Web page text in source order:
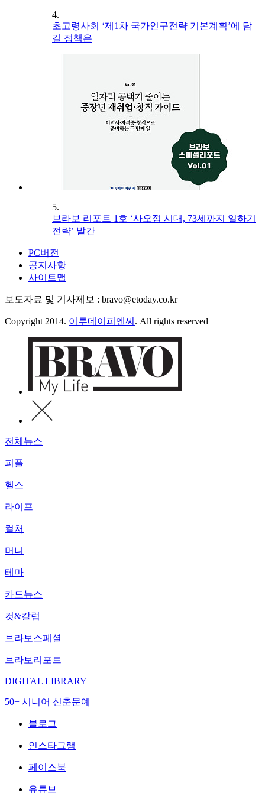
4.
초고령사회 ‘제1차 국가인구전략 기본계획’에 담
길 정책은
5.
브라보 리포트 1호 ‘사오정 시대, 73세까지 일하기
전략’ 발간
PC버전
공지사항
사이트맵
보도자료 및 기사제보 : bravo@etoday.co.kr
Copyright 2014. 이투데이피엔씨 . All rights reserved
전체뉴스
피플
헬스
라이프
컬처
머니
테마
카드뉴스
컷&칼럼
브라보스페셜
브라보리포트
DIGITAL LIBRARY
50+ 시니어 신춘문예
블로그
인스타그램
페이스북
유튜브